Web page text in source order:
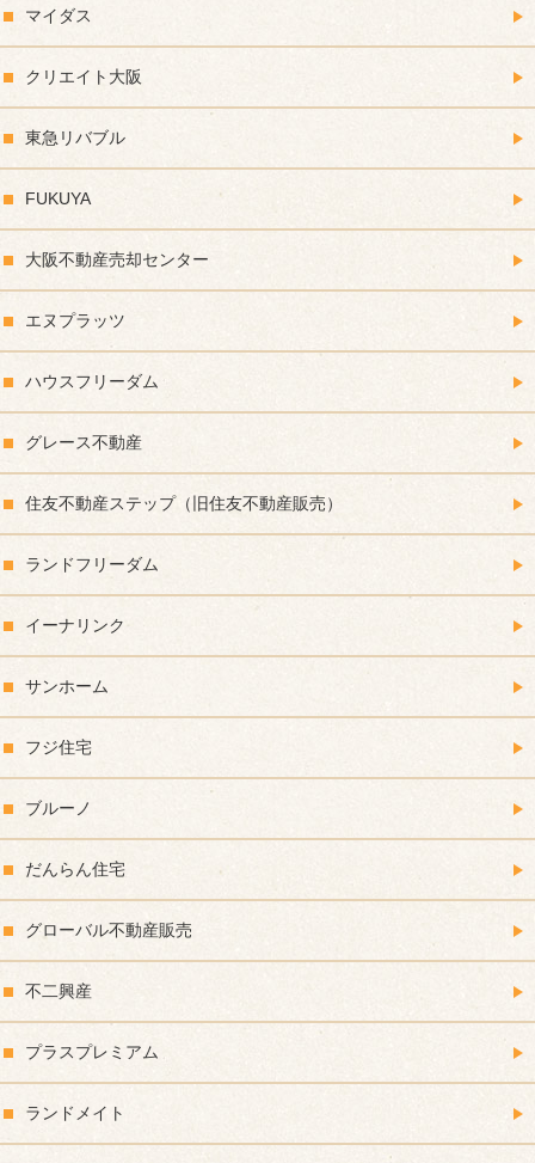
マイダス
クリエイト大阪
東急リバブル
FUKUYA
大阪不動産売却センター
エヌプラッツ
ハウスフリーダム
グレース不動産
住友不動産ステップ（旧住友不動産販売）
ランドフリーダム
イーナリンク
サンホーム
フジ住宅
ブルーノ
だんらん住宅
グローバル不動産販売
不二興産
プラスプレミアム
ランドメイト